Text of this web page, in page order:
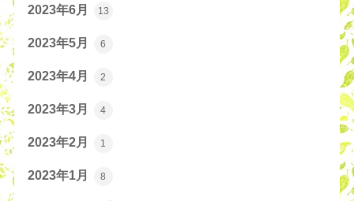
2023年6月 13
2023年5月 6
2023年4月 2
2023年3月 4
2023年2月 1
2023年1月 8